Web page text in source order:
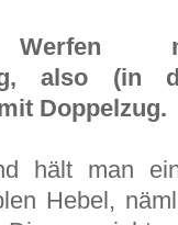
also (in
Doppelzug.
hält man
Hebel,